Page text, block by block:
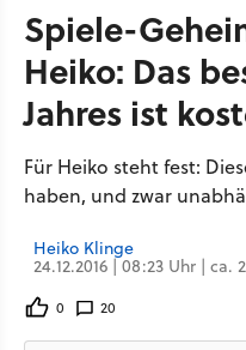
Spiele-
Heiko: Das
Jahres ist
Für Heiko steht fest:
haben, und zwar
Heiko Klinge
24.12.2016 | 08:23 Uhr | ca.
0 20